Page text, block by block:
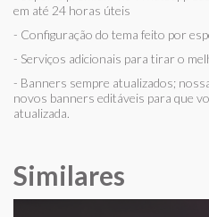
em até 24 horas úteis
- Configuração do tema feito por
- Serviços adicionais para tirar o
- Banners sempre atualizados;
novos banners editáveis para que
atualizada.
Similares